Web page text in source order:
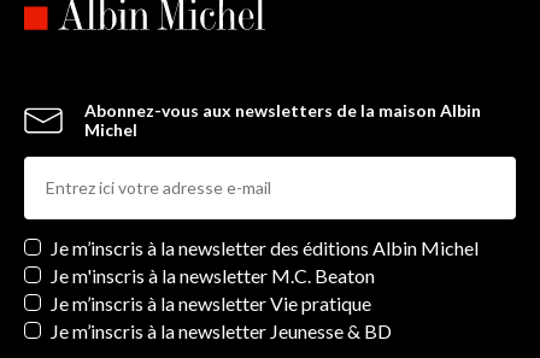
Abonnez-vous aux newsletters de la maison Albin
Michel
Newsletters
Je m’inscris à la newsletter des éditions Albin Michel
Je m'inscris à la newsletter M.C. Beaton
Je m’inscris à la newsletter Vie pratique
Je m’inscris à la newsletter Jeunesse & BD